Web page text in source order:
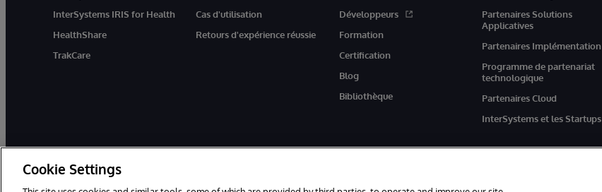
InterSystems IRIS for Health
HealthShare
TrakCare
Cas d'utilisation
Retours d'expérience réussie
Développeurs
Formation
Certification
Blog
Bibliothèque
Partenaires Solutions
Applicatives
Partenaires Implémentation
Programme de partenariat
technologique
Partenaires Cloud
InterSystems et les Startups
Cookie Settings